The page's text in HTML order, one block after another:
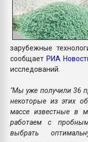
зарубежные
сообщает РИА
исследований.
"Мы уже получили 36
некоторые из этих
массе известные в
работаем с
выбрать